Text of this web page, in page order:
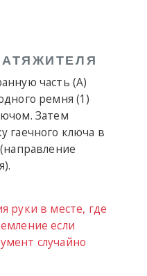
часть (A)
ремня (1)
Затем
гаечного ключа в
руки в месте, где
если
случайно